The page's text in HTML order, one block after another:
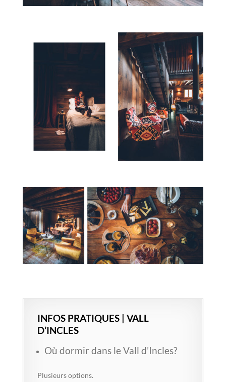
INFOS PRATIQUES | VALL
D’INCLES
Où dormir dans le Vall d’Incles?
Plusieurs options.